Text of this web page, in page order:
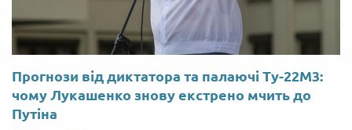
Прогнози від диктатора та палаючі Ту-22М3:
чому Лукашенко знову екстрено мчить до
Путіна